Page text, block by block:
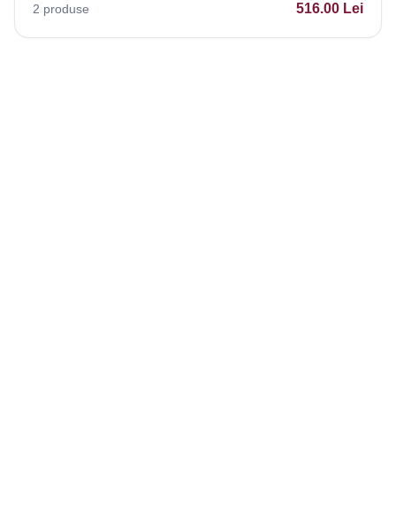
2 produse 516.00 Lei